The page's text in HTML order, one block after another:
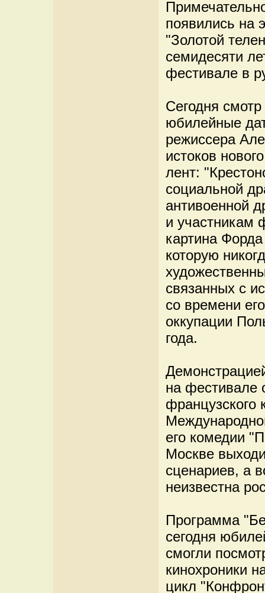
появились на
"Золотой
семидесяти
фестивале в
Сегодня
юбилейные
режиссера
истоков
лент:
социальной
антивоенной
и участникам
картина
которую
связанных с
со времени
оккупации
года.
на фестивале
его комедии
Москве
сценариев, а
неизвестна
Программа
сегодня
смогли
кинохроники
цикл